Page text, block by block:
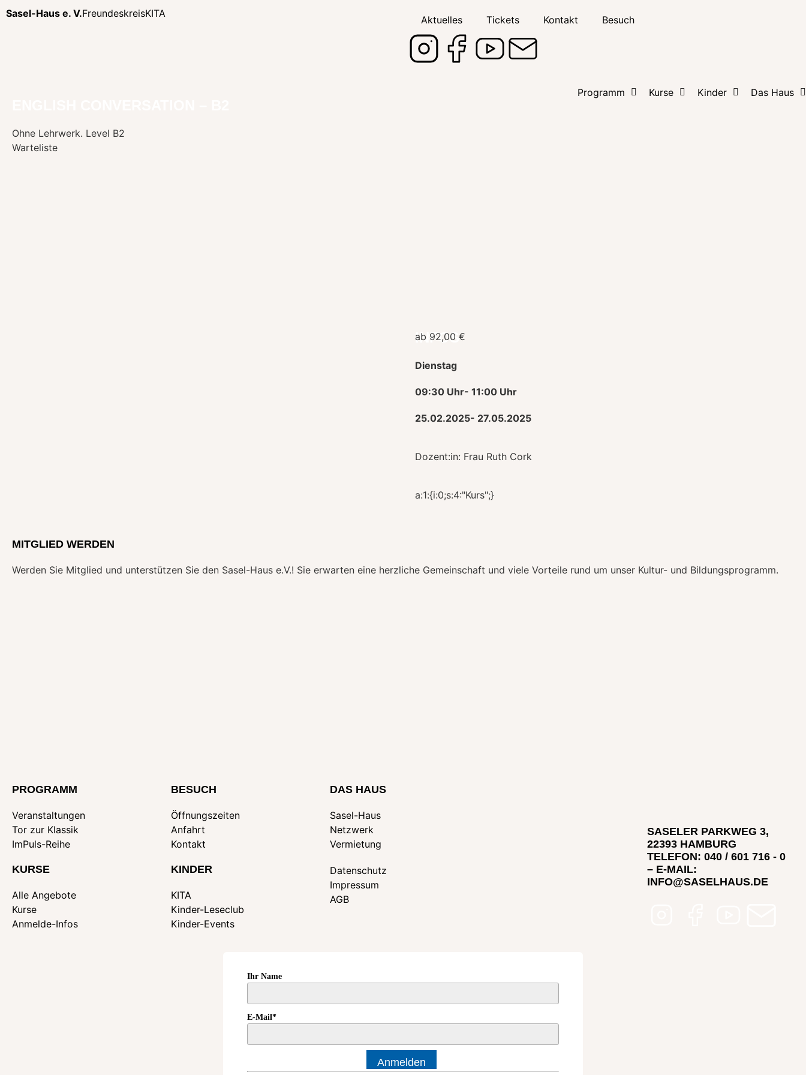
Sasel-Haus e. V.FreundeskreisKITA
Aktuelles Tickets Kontakt Besuch
Programm Kurse Kinder Das Haus
Ohne Lehrwerk. Level B2
Warteliste
INFOS
Dienstag
09:30 Uhr- 11:00 Uhr
25.02.2025- 27.05.2025
Dozent:in: Frau Ruth Cork
a:1:{i:0;s:4:"Kurs";}
ab 92,00 €
MITGLIED WERDEN
Werden Sie Mitglied und unterstützen Sie den Sasel-Haus e.V.! Sie erwarten eine herzliche Gemeinschaft und viele Vorteile rund um unser Kultur- und Bildungsprogramm.
PROGRAMM
Veranstaltungen
Tor zur Klassik
ImPuls-Reihe
KURSE
Alle Angebote
Kurse
Anmelde-Infos
BESUCH
Öffnungszeiten
Anfahrt
Kontakt
KINDER
KITA
Kinder-Leseclub
Kinder-Events
DAS HAUS
Sasel-Haus
Netzwerk
Vermietung
Datenschutz
Impressum
AGB
SASELER PARKWEG 3,
22393 HAMBURG
TELEFON: 040 / 601 716 - 0
– E-MAIL:
INFO@SASELHAUS.DE
Ihr Name
E-Mail*
Anmelden